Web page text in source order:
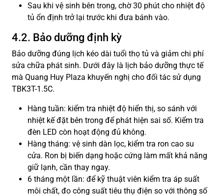
Sau khi vệ sinh bên trong, chờ 30 phút cho nhiệt độ
tủ ổn định trở lại trước khi đưa bánh vào.
4.2. Bảo dưỡng định kỳ
Bảo dưỡng đúng lịch kéo dài tuổi thọ tủ và giảm chi phí
sửa chữa phát sinh. Dưới đây là lịch bảo dưỡng thực tế
mà Quang Huy Plaza khuyến nghị cho đối tác sử dụng
TBK3T-1.5C.
Hàng tuần: kiểm tra nhiệt độ hiển thị, so sánh với
nhiệt kế đặt bên trong để phát hiện sai số. Kiểm tra
đèn LED còn hoạt động đủ không.
Hàng tháng: vệ sinh dàn lọc, kiểm tra ron cao su
cửa. Ron bị biến dạng hoặc cứng làm mất khả năng
giữ lạnh, cần thay ngay.
6 tháng một lần: để kỹ thuật viên kiểm tra áp suất
môi chất, đo công suất tiêu thụ điện so với thông số